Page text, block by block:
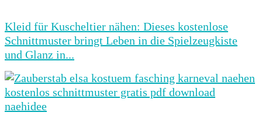
Kleid für Kuscheltier nähen: Dieses kostenlose
Schnittmuster bringt Leben in die Spielzeugkiste
und Glanz in...